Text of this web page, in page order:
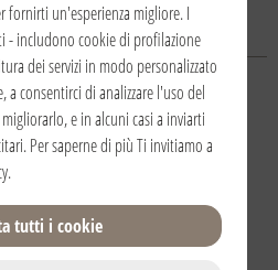
/ Brazil / Brasil | San
e l'Associazione
organizzano una
con a tema il Natale, scritta
di CL.
fornirti un'esperienza migliore. I
- includono cookie di profilazione
dei servizi in modo personalizzato
a consentirci di analizzare l'uso del
e in alcuni casi a inviarti
Per saperne di più Ti invitiamo a
.
tutti i cookie